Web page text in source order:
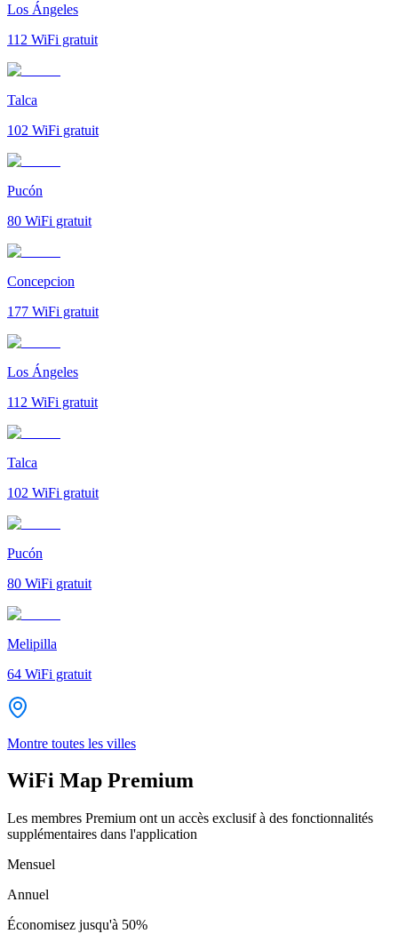
Los Ángeles
112 WiFi gratuit
Talca
102 WiFi gratuit
Pucón
80 WiFi gratuit
Concepcion
177 WiFi gratuit
Los Ángeles
112 WiFi gratuit
Talca
102 WiFi gratuit
Pucón
80 WiFi gratuit
Melipilla
64 WiFi gratuit
Montre toutes les villes
WiFi Map Premium
Les membres Premium ont un accès exclusif à des fonctionnalités
supplémentaires dans l'application
Mensuel
Annuel
Économisez jusqu'à 50%